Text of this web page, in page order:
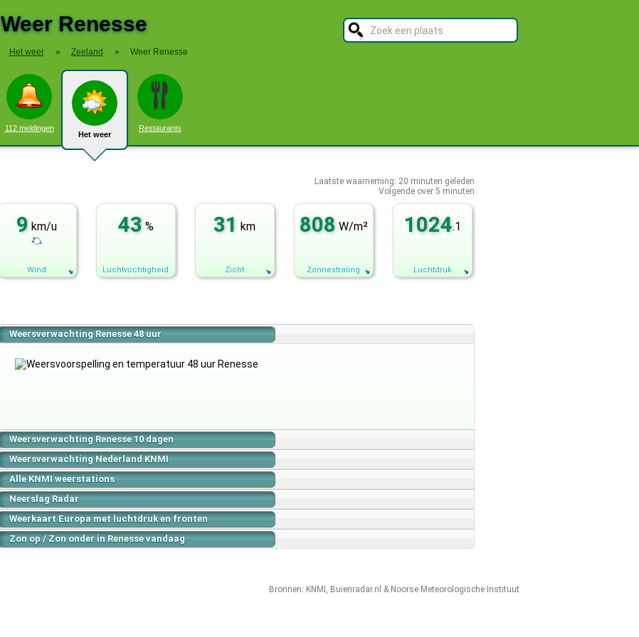
Weer Renesse
Het weer » Zeeland » Weer Renesse
112 meldingen
Het weer
Restaurants
Laatste waarneming: 20 minuten geleden
Volgende over 5 minuten
9 km/u
Wind
43 %
Luchtvochtigheid
31 km
Zicht
808 W/m²
Zonnestraling
1024.1
Luchtdruk
Weersverwachting Renesse 48 uur
Weersverwachting Renesse 10 dagen
Weersverwachting Nederland KNMI
Alle KNMI weerstations
Neerslag Radar
Weerkaart Europa met luchtdruk en fronten
Zon op / Zon onder in Renesse vandaag
Bronnen: KNMI , Buienradar.nl & Noorse Meteorologische Instituut